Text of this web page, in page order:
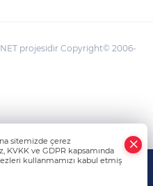
projesidir Copyright© 2006-
sitemizde çerez
KVKK ve GDPR kapsamında
kullanmamızı kabul etmiş